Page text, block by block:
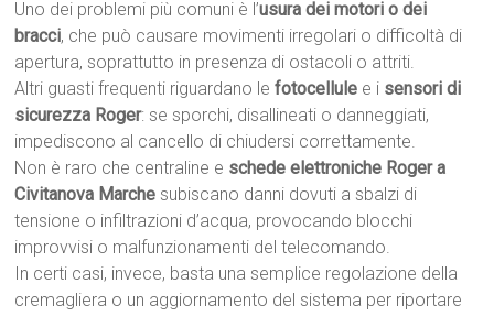
Uno dei problemi più comuni è l’usura dei motori o dei
bracci, che può causare movimenti irregolari o difficoltà di
apertura, soprattutto in presenza di ostacoli o attriti.
Altri guasti frequenti riguardano lefotocellule e i sensori di
sicurezza Roger: se sporchi, disallineati o danneggiati,
impediscono al cancello di chiudersi correttamente.
Non è raro che centraline e schede elettroniche Roger a
Civitanova Marche subiscano danni dovuti a sbalzi di
tensione o infiltrazioni d’acqua, provocando blocchi
improvvisi o malfunzionamenti del telecomando.
In certi casi, invece, basta una semplice regolazione della
cremagliera o un aggiornamento del sistema per riportare